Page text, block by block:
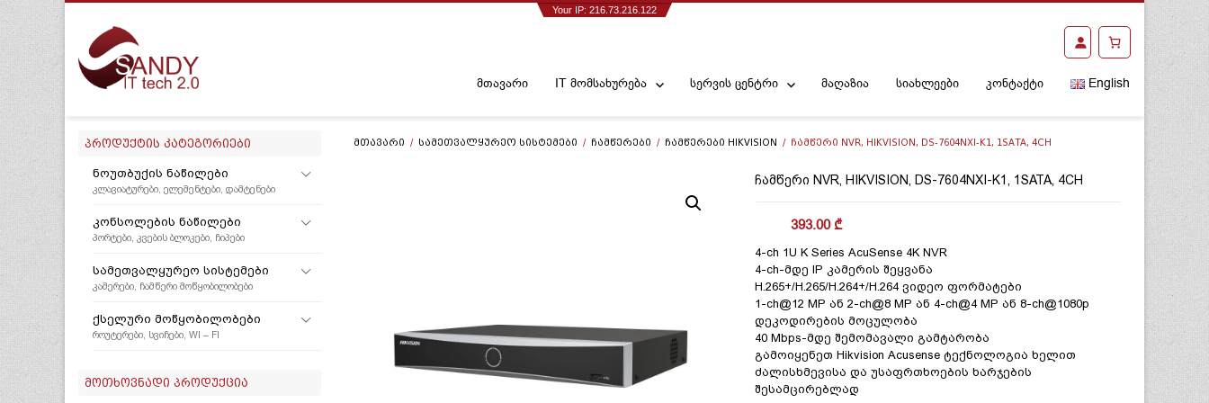
Your IP: 216.73.216.122
მთავარი IT მომსახურება სერვის ცენტრი მაღაზია სიახლეები კონტაქტი English
ᲞᲠᲝᲓᲣᲥᲢᲘᲡ ᲙᲐᲢᲔᲒᲝᲠᲘᲔᲑᲘ
ᲜᲝᲣᲗᲑᲣᲥᲘᲡ ᲜᲐᲬᲘᲚᲔᲑᲘ
ᲙᲚᲐᲕᲘᲐᲢᲣᲠᲔᲑᲘ, ᲔᲚᲔᲛᲔᲜᲢᲔᲑᲘ, ᲓᲐᲛᲢᲔᲜᲔᲑᲘ
ᲙᲝᲜᲡᲝᲚᲔᲑᲘᲡ ᲜᲐᲬᲘᲚᲔᲑᲘ
ᲞᲝᲠᲢᲔᲑᲘ, ᲙᲕᲔᲑᲘᲡ ᲑᲚᲝᲙᲔᲑᲘ, ᲩᲘᲞᲔᲑᲘ
ᲡᲐᲛᲔᲗᲕᲐᲚᲧᲣᲠᲔᲝ ᲡᲘᲡᲢᲔᲛᲔᲑᲘ
ᲙᲐᲛᲔᲠᲔᲑᲘ, ᲩᲐᲛᲬᲔᲠᲘ ᲛᲝᲬᲧᲝᲑᲘᲚᲝᲑᲔᲑᲘ
ᲥᲡᲔᲚᲣᲠᲘ ᲛᲝᲬᲧᲝᲑᲘᲚᲝᲑᲔᲑᲘ
ᲠᲝᲣᲢᲔᲠᲔᲑᲘ, ᲡᲕᲘᲩᲔᲑᲘ, WI – FI
ᲛᲝᲗᲮᲝᲕᲜᲐᲓᲘ ᲞᲠᲝᲓᲣᲥᲪᲘᲐ
ᲛᲗᲐᲕᲐᲠᲘ / ᲡᲐᲛᲔᲗᲕᲐᲚᲧᲣᲠᲔᲝ ᲡᲘᲡᲢᲔᲛᲔᲑᲘ / ᲩᲐᲛᲬᲔᲠᲔᲑᲘ / ᲩᲐᲛᲬᲔᲠᲔᲑᲘ HIKVISION / ᲩᲐᲛᲬᲔᲠᲘ NVR, HIKVISION, DS-7604NXI-K1, 1SATA, 4CH
ᲩᲐᲛᲬᲔᲠᲘ NVR, HIKVISION, DS-7604NXI-K1, 1SATA, 4CH
393.00₾
4-ch 1U K Series AcuSense 4K NVR
4-ch-მდე IP კამერის შეყვანა
H.265+/H.265/H.264+/H.264 ვიდეო ფორმატები
1-ch@12 MP ან 2-ch@8 MP ან 4-ch@4 MP ან 8-ch@1080p
დეკოდირების მოცულობა
40 Mbps-მდე შემომავალი გამტარობა
გამოიყენეთ Hikvision Acusense ტექნოლოგია ხელით
ძალისხმევისა და უსაფრთხოების ხარჯების
შესამცირებლად